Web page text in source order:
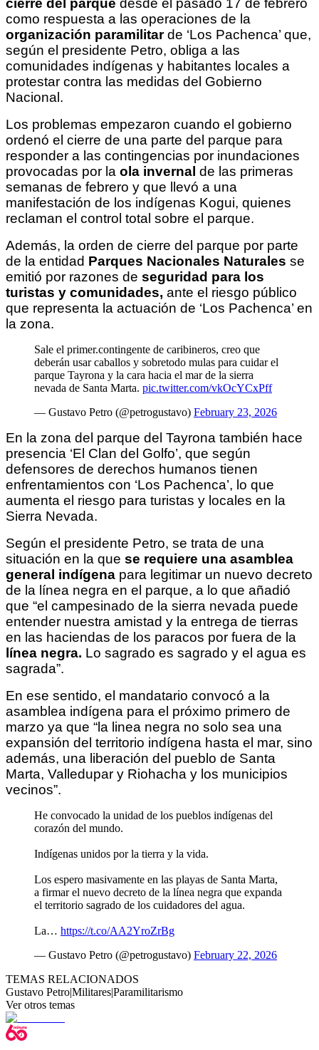
cierre del parque desde el pasado 17 de febrero
organización paramilitar de ‘Los Pachenca’ que,
según el presidente Petro, obliga a las
comunidades indígenas y habitantes locales a
protestar contra las medidas del Gobierno
Nacional.
Los problemas empezaron cuando el gobierno
ordenó el cierre de una parte del parque para
responder a las contingencias por inundaciones
provocadas por la ola invernal de las primeras
semanas de febrero y que llevó a una
manifestación de los indígenas Kogui, quienes
reclaman el control total sobre el parque.
Además, la orden de cierre del parque por parte
de la entidad Parques Nacionales Naturales se
emitió por razones de seguridad para los
turistas y comunidades, ante el riesgo público
que representa la actuación de ‘Los Pachenca’ en
la zona.
Sale el primer.contingente de caribineros, creo que
deberán usar caballos y sobretodo mulas para cuidar el
parque Tayrona y la cara hacia el mar de la sierra
nevada de Santa Marta. pic.twitter.com/vkOcYCxPff
— Gustavo Petro (@petrogustavo) February 23, 2026
En la zona del parque del Tayrona también hace
presencia ‘El Clan del Golfo’, que según
defensores de derechos humanos tienen
enfrentamientos con ‘Los Pachenca’, lo que
aumenta el riesgo para turistas y locales en la
Sierra Nevada.
Según el presidente Petro, se trata de una
situación en la que se requiere una asamblea
general indígena para legitimar un nuevo decreto
de la línea negra en el parque, a lo que añadió
que “el campesinado de la sierra nevada puede
entender nuestra amistad y la entrega de tierras
en las haciendas de los paracos por fuera de la
línea negra. Lo sagrado es sagrado y el agua es
sagrada”.
En ese sentido, el mandatario convocó a la
asamblea indígena para el próximo primero de
marzo ya que “la linea negra no solo sea una
expansión del territorio indígena hasta el mar, sino
además, una liberación del pueblo de Santa
Marta, Valledupar y Riohacha y los municipios
vecinos”.
He convocado la unidad de los pueblos indígenas del
corazón del mundo.
Indígenas unidos por la tierra y la vida.
Los espero masivamente en las playas de Santa Marta,
a firmar el nuevo decreto de la línea negra que expanda
el territorio sagrado de los cuidadores del agua.
La… https://t.co/AA2YroZrBg
— Gustavo Petro (@petrogustavo) February 22, 2026
TEMAS RELACIONADOS
Gustavo Petro|Militares|Paramilitarismo
Ver otros temas